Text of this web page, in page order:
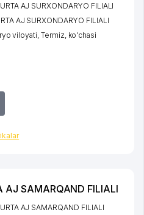
AJ SURXONDARYO FILIALI
AJ SURXONDARYO FILIALI
viloyati, Termiz, ko'chasi
AJ SAMARQAND FILIALI
AJ SAMARQAND FILIALI